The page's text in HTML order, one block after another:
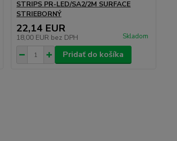
STRIPS PR-LED/SA2/2M SURFACE
STRIEBORNÝ
22,14 EUR
18,00 EUR bez DPH Skladom
Pridať do košíka